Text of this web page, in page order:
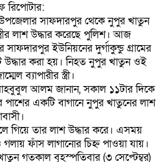
রিপোটার:
সাফদারপুর থেকে নুপুর খাতুন
লাশ উদ্ধার করেছে পুলিশ। আজ
ইউনিয়নের দুর্গাকুন্ডু গ্রামের
উদ্ধার করা হয়। নিহত নুপুর খাতুন ওই
ব্যাপারীর স্ত্রী।
আলম জানান, সকাল ১১টার দিকে
পাশের একটি বাগানে নুপুর খাতুনের লাশ
গিয়ে তার লাশ উদ্ধার করে। এসময়
ফাঁস লাগানোর চিহ্ন পাওয়া যায়।
গতকাল বৃহস্পতিবার (৩ সেপ্টেম্বর)